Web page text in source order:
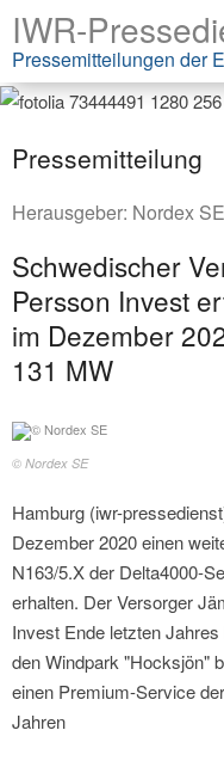
IWR-
Pressemitteilungen der
Pressemitteilung
Herausgeber: Nordex SE
Schwedischer
Persson Invest
im Dezember
131 MW
© Nordex SE
Hamburg (iwr-
Dezember 2020 einen
N163/5.X der Delta4000-
erhalten. Der Versorger
Invest Ende letzten
den Windpark "Hocksjön"
einen Premium-Service
Jahren